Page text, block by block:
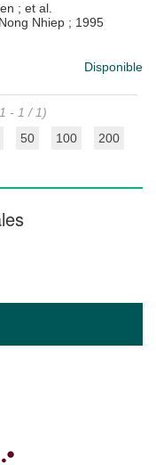
; et al.
Nhiep ; 1995
Disponible
- 1 / 1)
50 100 200